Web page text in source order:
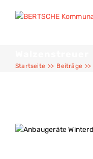
Startseite >> Beiträge >>